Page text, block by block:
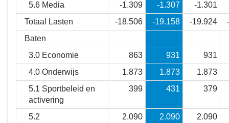
5.6 Media
-1.309 -1.307
-1.301
Totaal Lasten
-18.506 -19.158 -19.924
Baten
3.0 Economie
863 931
931
4.0 Onderwijs
1.873 1.873
1.873
5.1 Sportbeleid en
activering
399 431 379
5.2
2.090 2.090 2.090